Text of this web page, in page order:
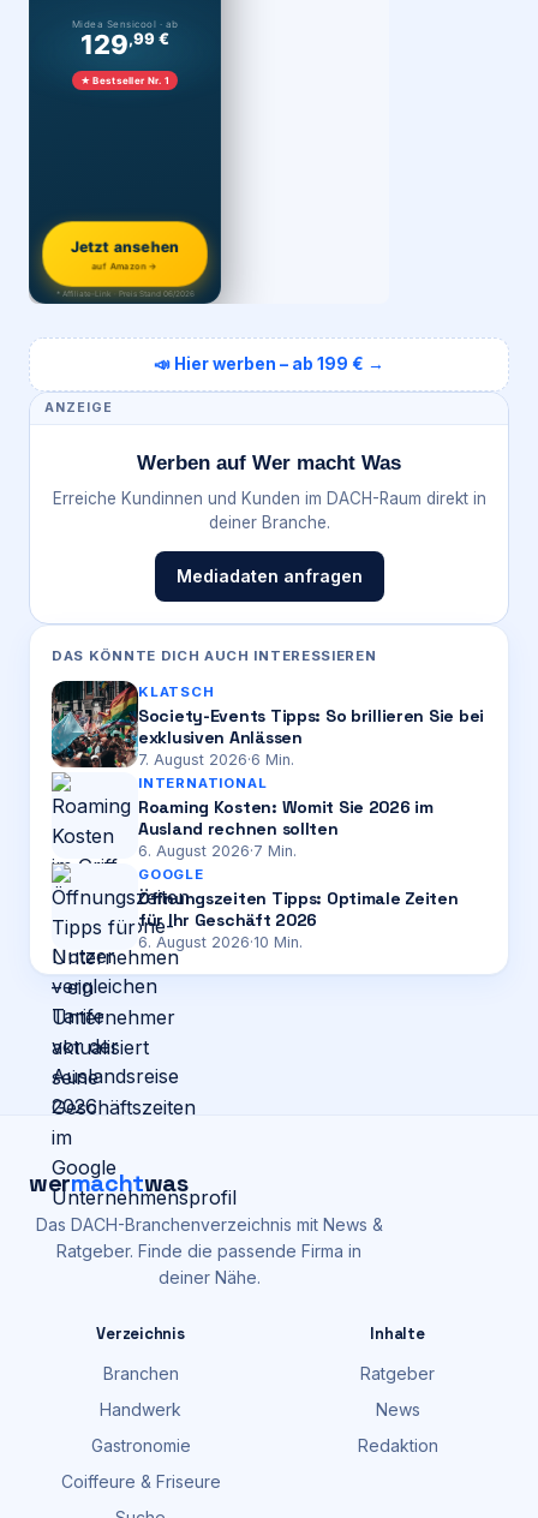
Midea Sensicool · ab
129,99 €
★ Bestseller Nr. 1
Jetzt ansehen
auf Amazon →
* Affiliate-Link · Preis Stand 06/2026
📣 Hier werben – ab 199 € →
ANZEIGE
Werben auf Wer macht Was
Erreiche Kundinnen und Kunden im DACH-Raum direkt in
deiner Branche.
Mediadaten anfragen
DAS KÖNNTE DICH AUCH INTERESSIEREN
KLATSCH
Society-Events Tipps: So brillieren Sie bei
exklusiven Anlässen
7. August 2026·6 Min.
INTERNATIONAL
Roaming Kosten: Womit Sie 2026 im
Ausland rechnen sollten
6. August 2026·7 Min.
GOOGLE
Öffnungszeiten Tipps: Optimale Zeiten
für Ihr Geschäft 2026
6. August 2026·10 Min.
wermachtwas
Das DACH-Branchenverzeichnis mit News &
Ratgeber. Finde die passende Firma in
deiner Nähe.
Verzeichnis
Branchen
Handwerk
Gastronomie
Coiffeure & Friseure
Inhalte
Ratgeber
News
Redaktion